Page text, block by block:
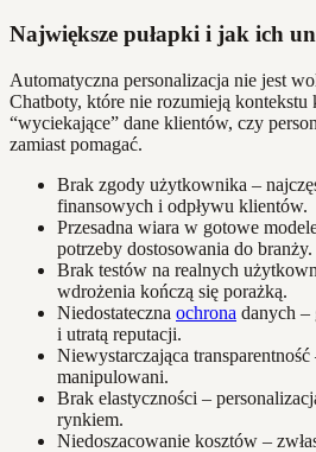
Największe pułapki i jak ich
Automatyczna personalizacja nie jest
Chatboty, które nie rozumieją kontekstu
“wyciekające” dane klientów, czy
zamiast pomagać.
Brak zgody użytkownika –
finansowych i odpływu klientów.
Przesadna wiara w gotowe
potrzeby dostosowania do branży.
Brak testów na realnych
wdrożenia kończą się porażką.
Niedostateczna ochrona danych
i utratą reputacji.
Niewystarczająca
manipulowani.
Brak elastyczności –
rynkiem.
Niedoszacowanie kosztów –